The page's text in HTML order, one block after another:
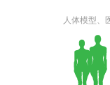
人体模型、